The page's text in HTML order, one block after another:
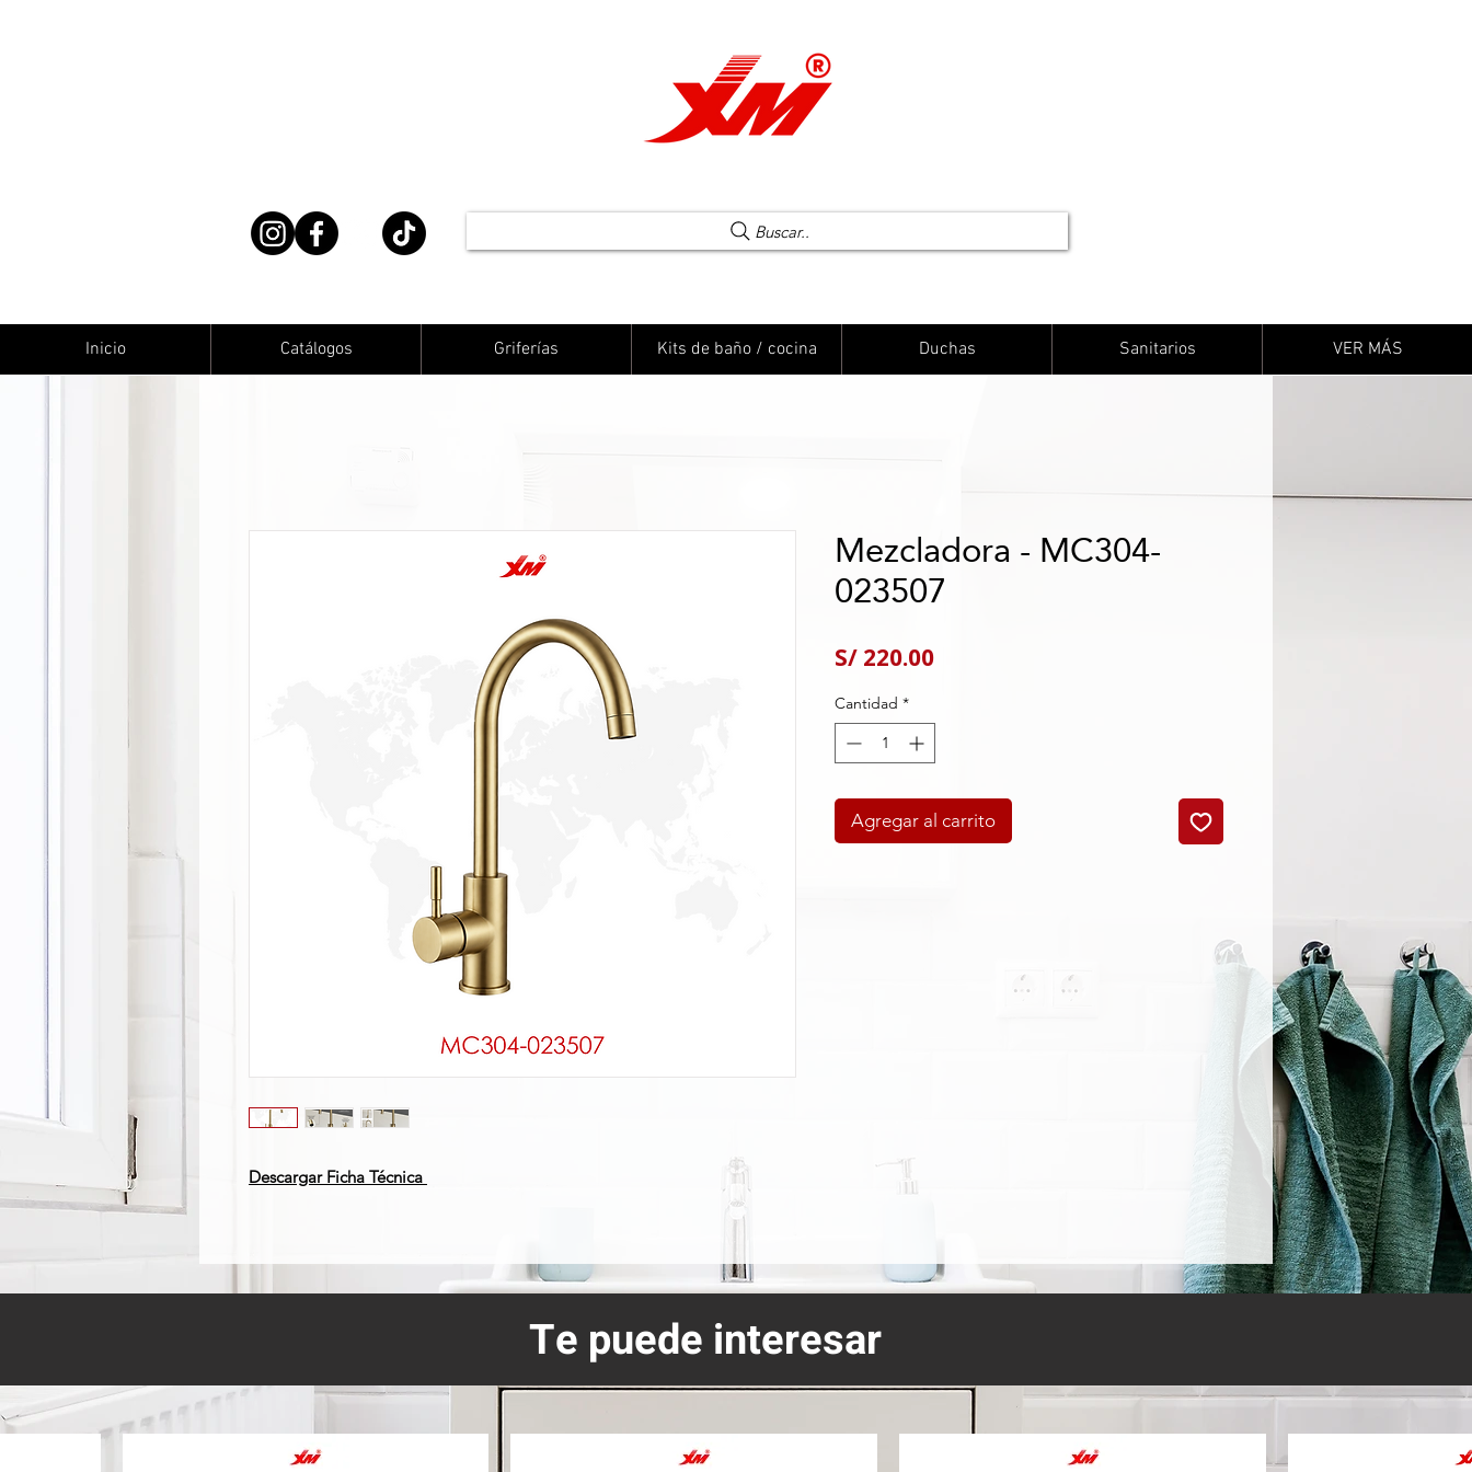
Buscar..
Inicio Catálogos Griferías Kits de baño / cocina Duchas Sanitarios VER MÁS
Descargar Ficha Técnica
Mezcladora - MC304-
023507
S/ 220.00Precio
Cantidad *
Agregar al carrito
Te puede interesar